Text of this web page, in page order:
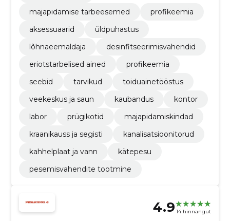
majapidamise tarbeesemed
profikeemia
aksessuaarid
üldpuhastus
lõhnaeemaldaja
desinfitseerimisvahendid
eriotstarbelised ained
profikeemia
seebid
tarvikud
toiduainetööstus
veekeskus ja saun
kaubandus
kontor
labor
prügikotid
majapidamiskindad
kraanikauss ja segisti
kanalisatsioonitorud
kahhelplaat ja vann
kätepesu
pesemisvahendite tootmine
4.9 14 hinnangut